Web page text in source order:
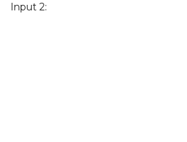
Input 2: